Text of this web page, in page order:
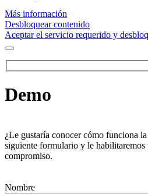
Más información
Desbloquear contenido
Aceptar el servicio requerido y
Demo
¿Le gustaría conocer cómo funciona
siguiente formulario y le habilitaremos
compromiso.
Nombre